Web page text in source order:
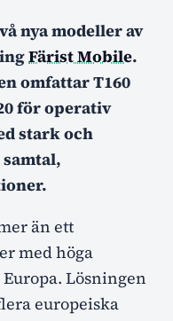
nya modeller av
Färist Mobile.
omfattar T160
för operativ
stark och
än ett
med höga
Lösningen
europeiska